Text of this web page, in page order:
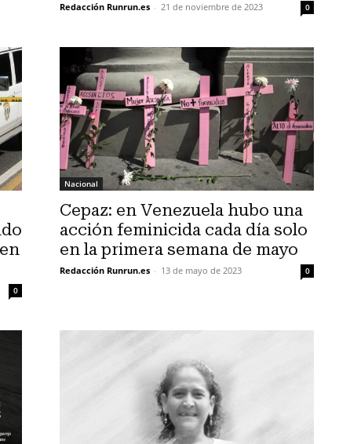
Redacción Runrun.es - 21 de noviembre de 2023 0
0
Nacional
Cepaz: en Venezuela hubo una
acción feminicida cada día solo
en la primera semana de mayo
Redacción Runrun.es - 13 de mayo de 2023 0